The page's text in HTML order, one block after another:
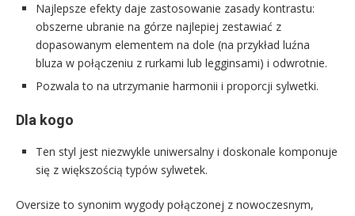
Najlepsze efekty daje zastosowanie zasady kontrastu:
obszerne ubranie na górze najlepiej zestawiać z
dopasowanym elementem na dole (na przykład luźna
bluza w połączeniu z rurkami lub legginsami) i odwrotnie.
Pozwala to na utrzymanie harmonii i proporcji sylwetki.
Dla kogo
Ten styl jest niezwykle uniwersalny i doskonale komponuje
się z większością typów sylwetek.
Oversize to synonim wygody połączonej z nowoczesnym,